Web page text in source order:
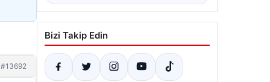
#13692
Bizi Takip Edin